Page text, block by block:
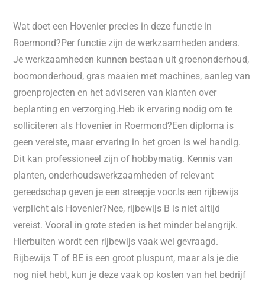
Wat doet een Hovenier precies in deze functie in
Roermond?Per functie zijn de werkzaamheden anders.
Je werkzaamheden kunnen bestaan uit groenonderhoud,
boomonderhoud, gras maaien met machines, aanleg van
groenprojecten en het adviseren van klanten over
beplanting en verzorging.Heb ik ervaring nodig om te
solliciteren als Hovenier in Roermond?Een diploma is
geen vereiste, maar ervaring in het groen is wel handig.
Dit kan professioneel zijn of hobbymatig. Kennis van
planten, onderhoudswerkzaamheden of relevant
gereedschap geven je een streepje voor.Is een rijbewijs
verplicht als Hovenier?Nee, rijbewijs B is niet altijd
vereist. Vooral in grote steden is het minder belangrijk.
Hierbuiten wordt een rijbewijs vaak wel gevraagd.
Rijbewijs T of BE is een groot pluspunt, maar als je die
nog niet hebt, kun je deze vaak op kosten van het bedrijf